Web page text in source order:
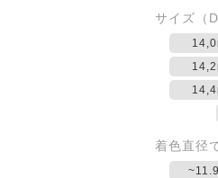
サイズ（
着色直径